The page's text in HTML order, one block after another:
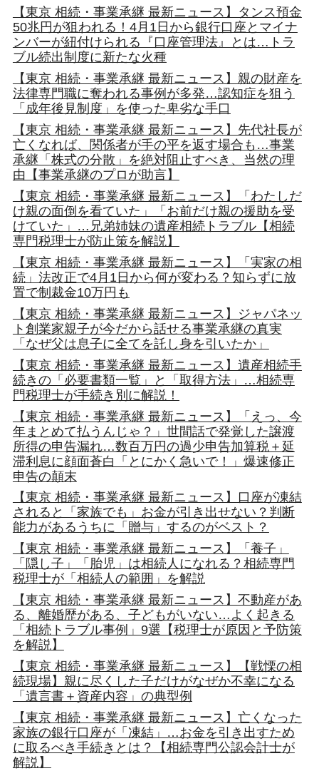
【東京 相続・事業承継 最新ニュース】タンス預金
50兆円が狙われる！4月1日から銀行口座とマイナ
ンバーが紐付けられる『口座管理法』とは…トラ
ブル続出制度に新たな火種
【東京 相続・事業承継 最新ニュース】親の財産を
法律専門職に奪われる事例が多発…認知症を狙う
「成年後見制度」を使った卑劣な手口
【東京 相続・事業承継 最新ニュース】先代社長が
亡くなれば、関係者が手の平を返す場合も…事業
承継「株式の分散」を絶対阻止すべき、当然の理
由【事業承継のプロが助言】
【東京 相続・事業承継 最新ニュース】「わたしだ
け親の面倒を看ていた」「お前だけ親の援助を受
けていた」…兄弟姉妹の遺産相続トラブル【相続
専門税理士が防止策を解説】
【東京 相続・事業承継 最新ニュース】「実家の相
続」法改正で4月1日から何が変わる？知らずに放
置で制裁金10万円も
【東京 相続・事業承継 最新ニュース】ジャパネッ
ト創業家親子が今だから話せる事業承継の真実
「なぜ父は息子に全てを託し身を引いたか」
【東京 相続・事業承継 最新ニュース】遺産相続手
続きの「必要書類一覧」と「取得方法」…相続専
門税理士が手続き別に解説！
【東京 相続・事業承継 最新ニュース】「えっ、今
年まとめて払うんじゃ？」世間話で発覚した譲渡
所得の申告漏れ…数百万円の過少申告加算税＋延
滞利息に顔面蒼白「とにかく急いで！」爆速修正
申告の顛末
【東京 相続・事業承継 最新ニュース】口座が凍結
されると「家族でも」お金が引き出せない？判断
能力があるうちに「贈与」するのがベスト？
【東京 相続・事業承継 最新ニュース】「養子」
「隠し子」「胎児」は相続人になれる？相続専門
税理士が「相続人の範囲」を解説
【東京 相続・事業承継 最新ニュース】不動産があ
る、離婚歴がある、子どもがいない…よく起きる
「相続トラブル事例」9選【税理士が原因と予防策
を解説】
【東京 相続・事業承継 最新ニュース】【戦慄の相
続現場】親に尽くした子だけがなぜか不幸になる
「遺言書＋資産内容」の典型例
【東京 相続・事業承継 最新ニュース】亡くなった
家族の銀行口座が「凍結」…お金を引き出すため
に取るべき手続きとは？【相続専門公認会計士が
解説】